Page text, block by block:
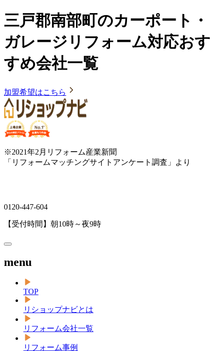
三戸郡南部町のカーポート・
ガレージリフォーム対応おす
すめ会社一覧
加盟希望はこちら
※2021年2月リフォーム産業新聞
「リフォームマッチングサイトアンケート調査」より
0120-447-604
【受付時間】朝10時～夜9時
menu
TOP
リショップナビとは
リフォーム会社一覧
リフォーム事例